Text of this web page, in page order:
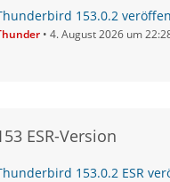
153.0.2
4. August 2026 um
ESR-Version
153.0.2 ESR